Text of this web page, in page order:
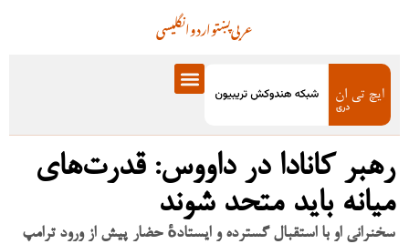
انگلیسیاردوپښتوعربی
رهبر کانادا در داووس: قدرت‌های
میانه باید متحد شوند
سخنرانی او با استقبال گسترده و ایستادهٔ حضار پیش از ورود ترامپ